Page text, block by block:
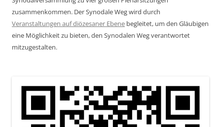
zusammenkommen. Der Synodale Weg wird durch
Veranstaltungen auf diözesaner Ebene begleitet, um den Gläubigen
eine Möglichkeit zu bieten, den Synodalen Weg verantwortet
mitzugestalten.